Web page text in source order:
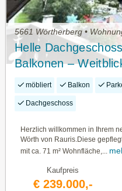
5661 Wörtherberg •
Helle
Balkonen –
möbliert Balkon
Dachgeschoss
Herzlich willkommen in Ihrem
Wörth von Rauris.Diese
mit ca. 71 m² Wohnfläche,...
Kaufpreis
€ 239.000,-